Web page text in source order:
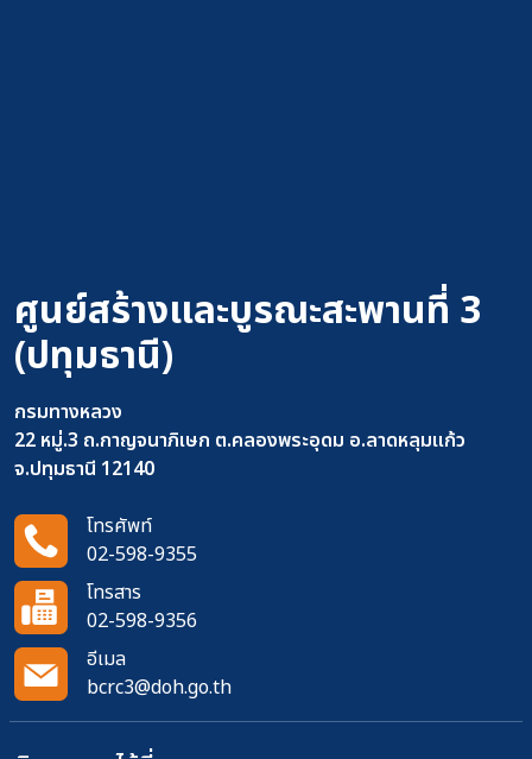
ศูนย์สร้างและบูรณะสะพานที่ 3
(ปทุมธานี)
กรมทางหลวง
22 หมู่.3 ถ.กาญจนาภิเษก ต.คลองพระอุดม อ.ลาดหลุมแก้ว
จ.ปทุมธานี 12140
โทรศัพท์
02-598-9355
โทรสาร
02-598-9356
อีเมล
bcrc3@doh.go.th